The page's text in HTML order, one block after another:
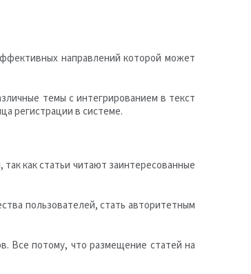
направлений которой может
темы с интегрированием в текст
регистрации в системе.
как статьи читают заинтересованные
пользователей, стать авторитетным
Все потому, что размещение статей на